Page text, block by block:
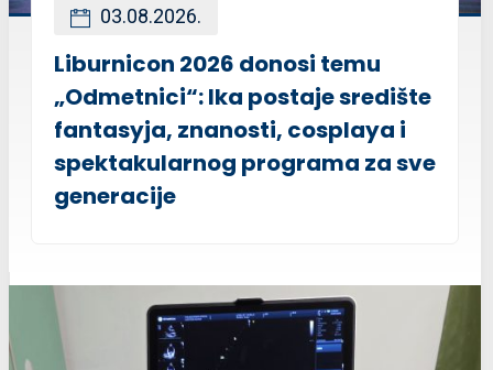
03.08.2026.
Liburnicon 2026 donosi temu
„Odmetnici“: Ika postaje središte
fantasyja, znanosti, cosplaya i
spektakularnog programa za sve
generacije